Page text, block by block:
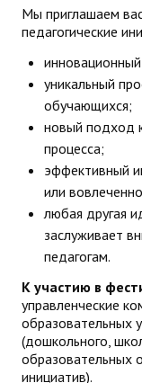
Карта ГИА РК
Советуем
Готовимся к
ДПО
Повышение
КОНТАКТЫ
Мы приглашаем
педагогические
уникальный
обучающихся;
новый подход
процесса;
эффективный
или
любая другая
заслуживает
педагогам.
К участию в
управленческие
образовательных
(дошкольного,
образовательных
инициатив).